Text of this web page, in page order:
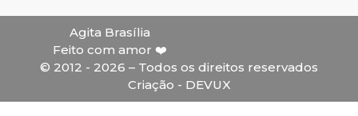
Agita Brasília
Feito com amor ❤️
© 2012 - 2026 – Todos os direitos reservados
Criação - DEVUX